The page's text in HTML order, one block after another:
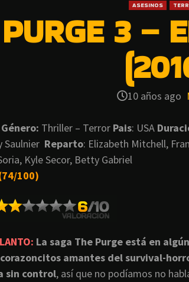
ASESINOS
3 –
10 años ago
Thriller – Terror Pais: USA
Saulnier Reparto: Elizabeth Mitchell,
Kyle Secor, Betty Gabriel
100)
La saga The Purge está en algún
amantes del survival-
sin control, así que no podíamos no